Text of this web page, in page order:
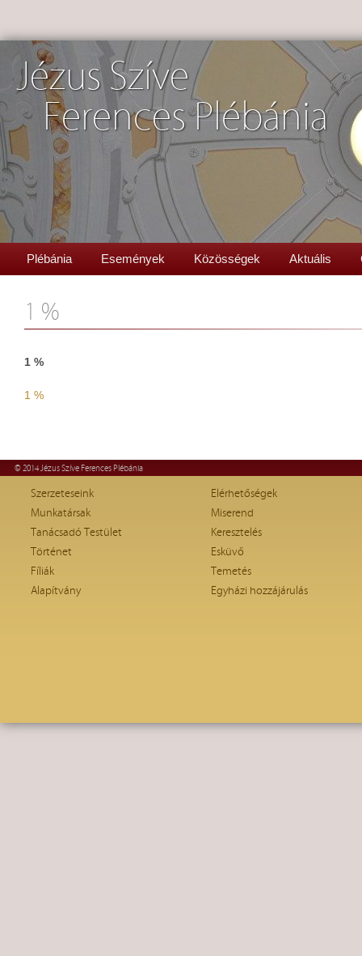
Jézus Szíve
Ferences Plébánia
Plébánia Események Közösségek Aktuális
1 %
1 %
1 %
© 2014 Jézus Szíve Ferences Plébánia
Szerzeteseink
Munkatársak
Tanácsadó Testület
Történet
Fíliák
Alapítvány
Elérhetőségek
Miserend
Keresztelés
Esküvő
Temetés
Egyházi hozzájárulás